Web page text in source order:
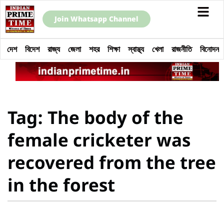
Join Whatsapp Channel
দেশ বিদেশ রাজ্য জেলা শহর শিক্ষা স্বাস্থ্য খেলা রাজনীতি বিনোদন
Tag: The body of the
female cricketer was
recovered from the tree
in the forest